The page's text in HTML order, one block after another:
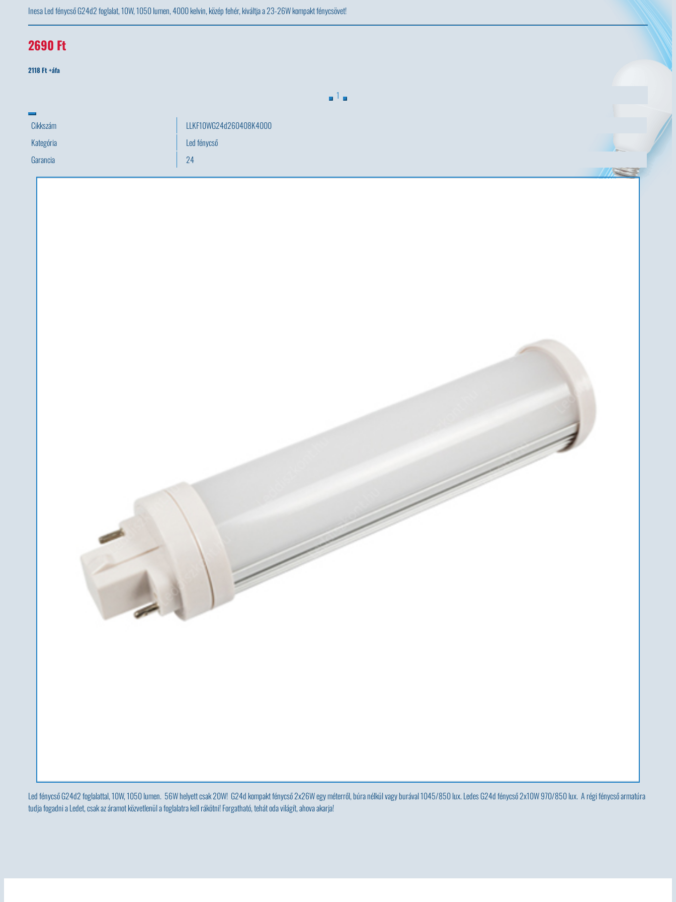
Inesa Led fénycső G24d2 foglalat, 10W, 1050 lumen, 4000 kelvin, közép fehér, kiváltja a 23-26W kompakt fénycsövet!
2690 Ft
2118 Ft +áfa
1
Cikkszám
LLKF10WG24d260408K4000
Kategória
Led fénycső
Garancia
24
Led fénycső G24d2 foglalattal, 10W, 1050 lumen. 56W helyett csak 20W! G24d kompakt fénycső 2x26W egy méterről, búra nélkül vagy burával 1045/850 lux. Ledes G24d fénycső 2x10W 970/850 lux. A régi fénycső armatúra
tudja fogadni a Ledet, csak az áramot közvetlenül a foglalatra kell rákötni! Forgatható, tehát oda világít, ahova akarja!